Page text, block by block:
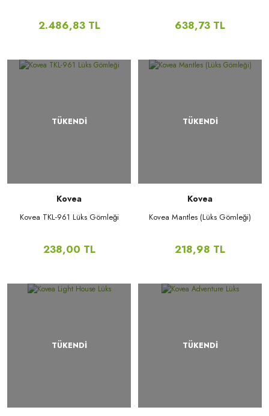
2.486,83 TL 638,73 TL
TÜKENDİ
Kovea
Kovea TKL-961 Lüks Gömleği
238,00 TL
TÜKENDİ
Kovea
Kovea Mantles (Lüks Gömleği)
218,98 TL
TÜKENDİ TÜKENDİ